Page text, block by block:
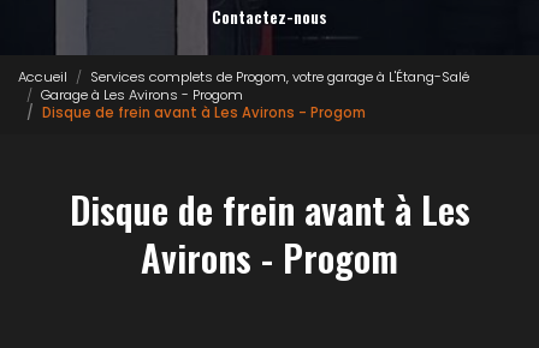
Contactez-nous
Accueil
Services complets de Progom, votre garage à L'Étang-Salé
Garage à Les Avirons - Progom
Disque de frein avant à Les Avirons - Progom
Disque de frein avant à Les
Avirons - Progom